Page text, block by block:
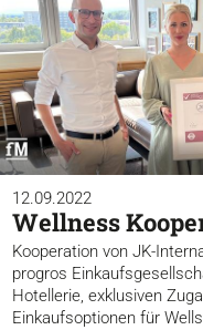
12.09.2022
Wellness
Kooperation von JK-
progros
Hotellerie, exklusiven
Einkaufsoptionen für